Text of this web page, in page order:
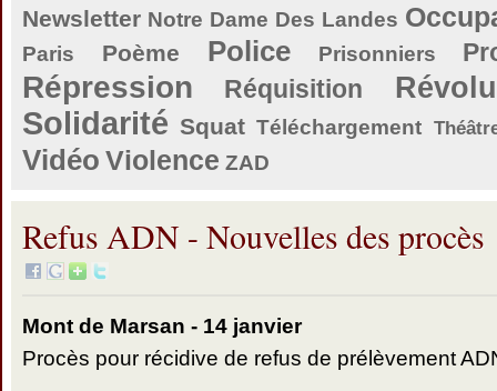
Newsletter Notre Dame Des Landes
Paris Poème Police Prisonniers
Répression Réquisition
Solidarité Squat Téléchargement
Vidéo Violence ZAD
Refus ADN - Nouvelles des procès
Mont de Marsan - 14 janvier
Procès pour récidive de refus de prélèvement